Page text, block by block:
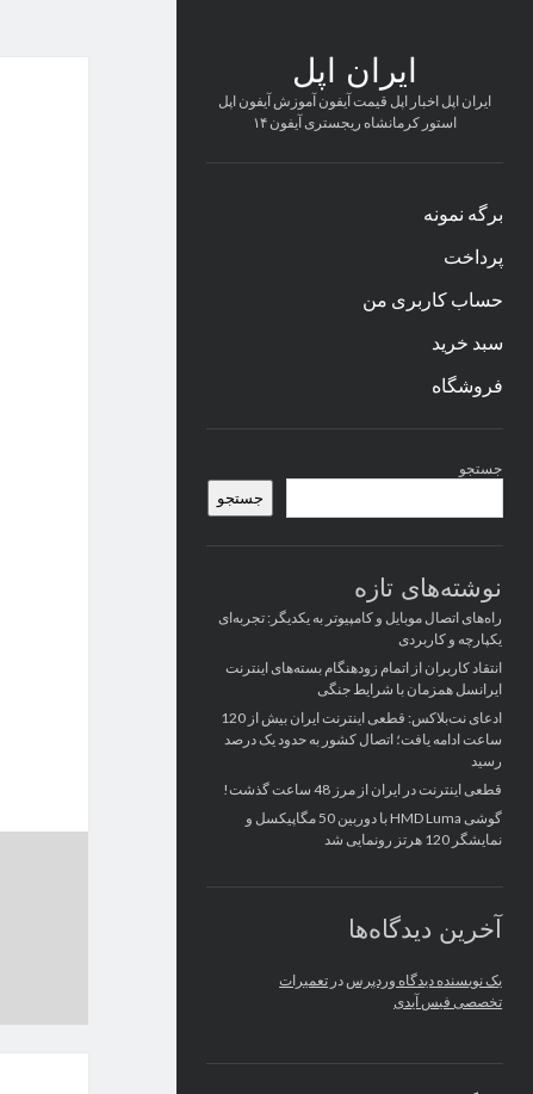
ایران اپل
ایران اپل اخبار اپل قیمت آیفون آموزش آیفون اپل
استور کرمانشاه ریجستری آیفون ۱۴
برگه نمونه
پرداخت
حساب کاربری من
سبد خرید
فروشگاه
کناری
جستجو
جستجو
نوشته‌های تازه
راه‌های اتصال موبایل و کامپیوتر به یکدیگر: تجربه‌ای
یکپارچه و کاربردی
انتقاد کاربران از اتمام زودهنگام بسته‌های اینترنت
ایرانسل همزمان با شرایط جنگی
ادعای نت‌بلاکس: قطعی اینترنت ایران بیش از 120
ساعت ادامه یافت؛ اتصال کشور به حدود یک درصد
رسید
قطعی اینترنت در ایران از مرز 48 ساعت گذشت!
گوشی HMD Luma با دوربین 50 مگاپیکسل و
نمایشگر 120 هرتز رونمایی شد
آخرین دیدگاه‌ها
یک نویسنده دیدگاه وردپرس در تعمیرات
تخصصی فیس آیدی